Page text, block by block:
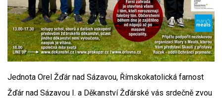
Jednota Orel Žďár nad Sázavou, Římskokatolická farnost
Žďár nad Sázavou I. a Děkanství Žďárské vás srdečně zvou